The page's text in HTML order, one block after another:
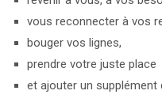
vous reconnecter à vos
bouger vos lignes,
prendre votre juste place
et ajouter un supplément